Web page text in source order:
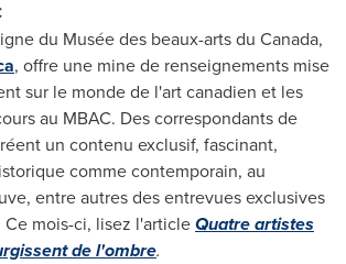
du Musée des beaux-arts du Canada,
, offre une mine de renseignements mise
sur le monde de l'art canadien et les
au MBAC. Des correspondants de
un contenu exclusif, fascinant,
comme contemporain, au
entre autres des entrevues exclusives
Ce mois-ci, lisez l'articleQuatre artistes
de l'ombre.